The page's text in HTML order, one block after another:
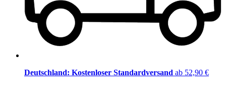
Deutschland: Kostenloser Standardversand ab 52,90 €